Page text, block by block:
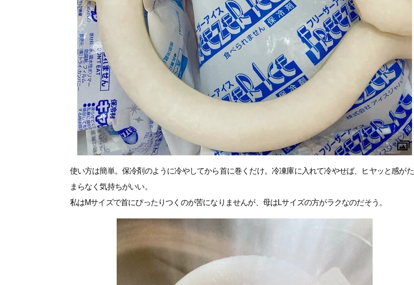
使い方は簡単。保冷剤のように冷やしてから首に巻くだけ。冷凍庫に入れて冷やせば、ヒヤッと感がた
まらなく気持ちがいい。
私はMサイズで首にぴったりつくのが苦になりませんが、母はLサイズの方がラクなのだそう。